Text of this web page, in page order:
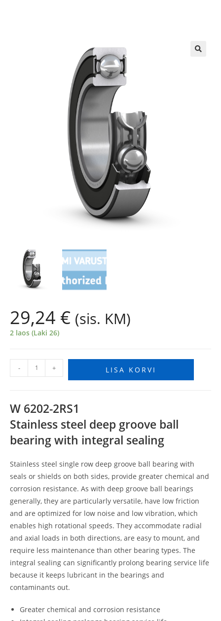
29,24 € (sis. KM)
2 laos (Laki 26)
- + LISA KORVI
W 6202-2RS1
Stainless steel deep groove ball
bearing with integral sealing
Stainless steel single row deep groove ball bearing with
seals or shields on both sides, provide greater chemical and
corrosion resistance. As with deep groove ball bearings
generally, they are particularly versatile, have low friction
and are optimized for low noise and low vibration, which
enables high rotational speeds. They accommodate radial
and axial loads in both directions, are easy to mount, and
require less maintenance than other bearing types. The
integral sealing can significantly prolong bearing service life
because it keeps lubricant in the bearings and
contaminants out.
Greater chemical and corrosion resistance